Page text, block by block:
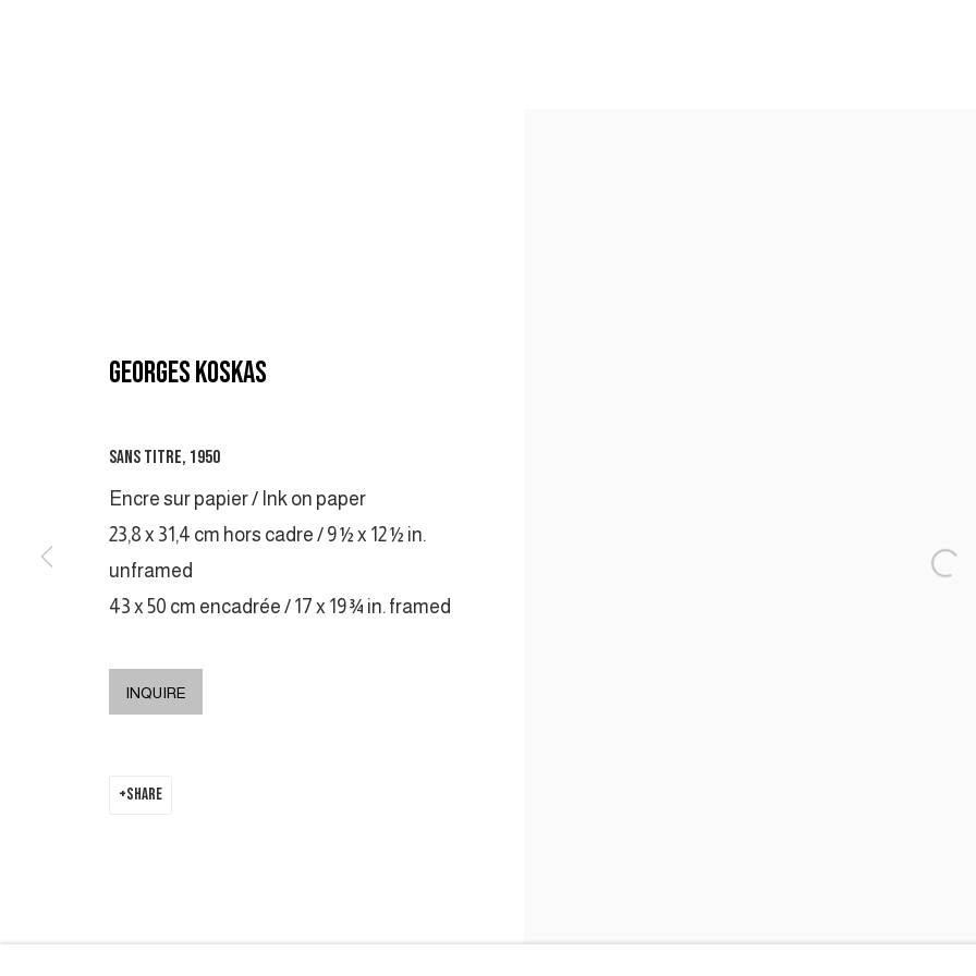
COPYRIGHT © 2026 GALERIE DUTKO SITE BY ARTLOGIC
GEORGES KOSKAS
SANS TITRE, 1950
Encre sur papier / Ink on paper
23,8 x 31,4 cm hors cadre / 9 ½ x 12 ½ in.
unframed
43 x 50 cm encadrée / 17 x 19 ¾ in. framed
INQUIRE
SHARE